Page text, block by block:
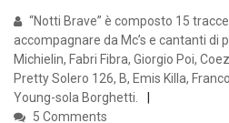
“Notti Brave” è composto 15
accompagnare da Mc’s e cantanti di
Michielin, Fabri Fibra, Giorgio Poi,
Pretty Solero 126, B, Emis Killa,
Young-sola Borghetti.
5 Comments